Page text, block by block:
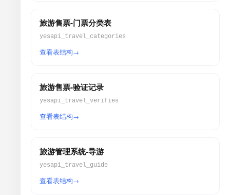
旅游售票-门票分类表
yesapi_travel_categories
查看表结构
旅游售票-验证记录
yesapi_travel_verifies
查看表结构
旅游管理系统-导游
yesapi_travel_guide
查看表结构